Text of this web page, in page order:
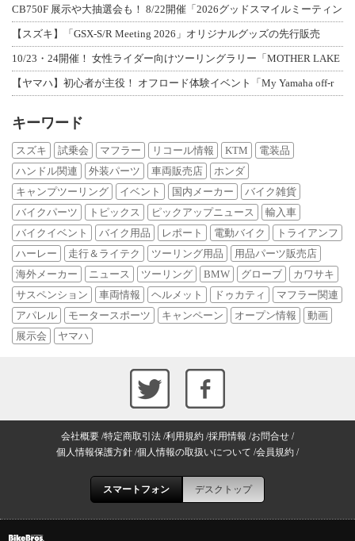
CB750F 展示や大抽選会も！ 8/22開催「2026グッドスマイルミーティン
【スズキ】「GSX-S/R Meeting 2026」オリジナルグッズの先行販売
10/23・24開催！ 女性ライダー向けツーリングラリー「MOTHER LAKE
【ヤマハ】初心者が主役！ オフロード体験イベント「My Yamaha off-r
キーワード
スズキ 試乗会 マフラー リコール情報 KTM
電装品
ハンドル関連
外装パーツ 車両販売店
ホンダ
キャンプツーリング
イベント 国内メーカー
バイク雑貨
バイクパーツ
トピックス ピックアップニュース
輸入車
バイクイベント
バイク用品 レポート 電動バイク
トライアンフ
ハーレー
走行＆ライテク ツーリング用品
用品パーツ販売店
海外メーカー
ニュース ツーリング BMW グローブ
カワサキ
サスペンション
車両情報 ヘルメット ドゥカティ
マフラー関連
アパレル
モータースポーツ キャンペーン オープン情報
動画
展示会
ヤマハ
会社概要 特定商取引法 利用規約 採用情報 お問合せ
個人情報保護方針 個人情報の取扱いについて 会員規約
スマートフォン デスクトップ